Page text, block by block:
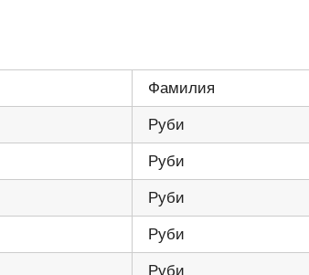
Фамилия
Руби
Руби
Руби
Руби
Руби